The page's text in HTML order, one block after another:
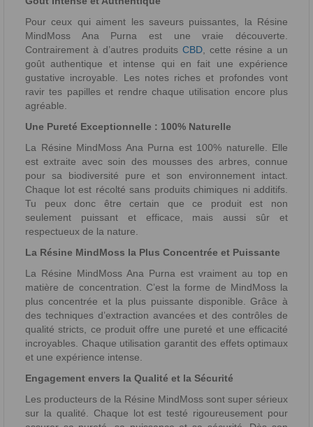
Pour ceux qui aiment les saveurs puissantes, la Résine
MindMoss Ana Purna est une vraie découverte.
Contrairement à d’autres produits CBD , cette résine a un
goût authentique et intense qui en fait une expérience
gustative incroyable. Les notes riches et profondes vont
ravir tes papilles et rendre chaque utilisation encore plus
agréable.
Une Pureté Exceptionnelle : 100% Naturelle
La Résine MindMoss Ana Purna est 100% naturelle. Elle
est extraite avec soin des mousses des arbres, connue
pour sa biodiversité pure et son environnement intact.
Chaque lot est récolté sans produits chimiques ni additifs.
Tu peux donc être certain que ce produit est non
seulement puissant et efficace, mais aussi sûr et
respectueux de la nature.
La Résine MindMoss la Plus Concentrée et Puissante
La Résine MindMoss Ana Purna est vraiment au top en
matière de concentration. C’est la forme de MindMoss la
plus concentrée et la plus puissante disponible. Grâce à
des techniques d’extraction avancées et des contrôles de
qualité stricts, ce produit offre une pureté et une efficacité
incroyables. Chaque utilisation garantit des effets optimaux
et une expérience intense.
Engagement envers la Qualité et la Sécurité
Les producteurs de la Résine MindMoss sont super sérieux
sur la qualité. Chaque lot est testé rigoureusement pour